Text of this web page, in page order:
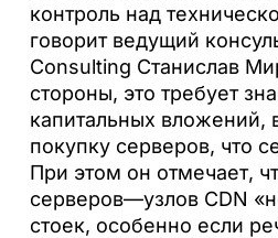
контроль над
говорит ведущий
Consulting Станислав
стороны, это требует
капитальных вложений,
покупку серверов, что
При этом он отмечает,
серверов—узлов CDN
стоек, особенно если